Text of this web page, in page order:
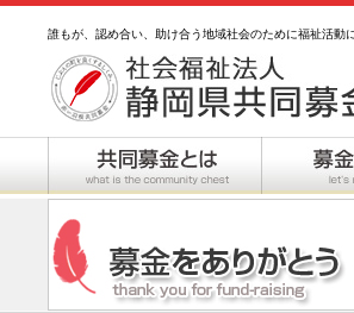
誰もが、認め合い、助け合う地域社会のために福祉活動